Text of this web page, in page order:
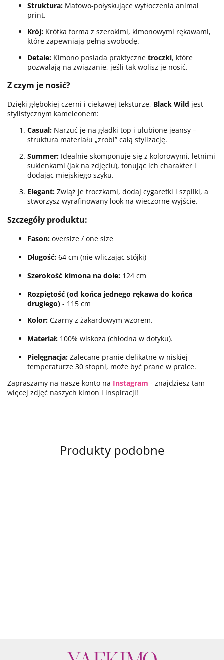
Struktura: Matowo-połyskujące wytłoczenia animal
print.
Krój: Krótka forma z szerokimi, kimonowymi rękawami,
które zapewniają pełną swobodę.
Detale: Kimono posiada praktyczne troczki, które
pozwalają na związanie, jeśli tak wolisz je nosić.
Z czym je nosić?
Dzięki głębokiej czerni i ciekawej teksturze, Black Wild jest
stylistycznym kameleonem:
Casual: Narzuć je na gładki top i ulubione jeansy –
struktura materiału „zrobi” całą stylizację.
Summer: Idealnie skomponuje się z kolorowymi, letnimi
sukienkami (jak na zdjęciu), tonując ich charakter i
dodając miejskiego szyku.
Elegant: Zwiąż je troczkami, dodaj cygaretki i szpilki, a
stworzysz wyrafinowany look na wieczorne wyjście.
Szczegóły produktu:
Fason: oversize / one size
Długość: 64 cm (nie wliczając stójki)
Szerokość kimona na dole: 124 cm
Rozpiętość (od końca jednego rękawa do końca
drugiego) - 115 cm
Kolor: Czarny z żakardowym wzorem.
Materiał: 100% wiskoza (chłodna w dotyku).
Pielęgnacja: Zalecane pranie delikatne w niskiej
temperaturze 30 stopni, może być prane w pralce.
Zapraszamy na nasze konto na Instagram - znajdziesz tam
więcej zdjęć naszych kimon i inspiracji!
Produkty podobne